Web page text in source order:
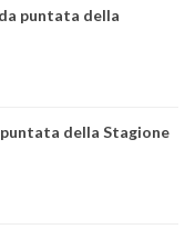
puntata della
della Stagione